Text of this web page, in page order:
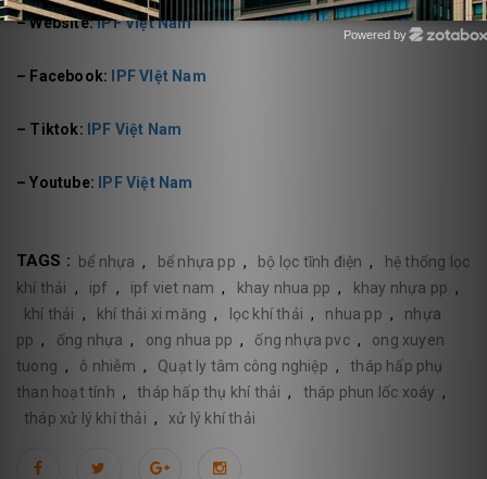
– Website:IPF Việt Nam
– Facebook: IPF VIệt Nam
– Tiktok: IPF Việt Nam
– Youtube: IPF Việt Nam
TAGS : bể nhựa , bể nhựa pp , bộ lọc tĩnh điện ,
hệ thống lọc
khí thải
, ipf , ipf viet nam , khay nhua pp , khay nhựa pp ,
khí thải
, khí thải xi măng , lọc khí thải , nhua pp ,
nhựa
pp , ống nhựa , ong nhua pp , ống nhựa pvc ,
ong xuyen
tuong , ô nhiễm , Quạt ly tâm công nghiệp ,
tháp hấp phụ
than hoạt tính , tháp hấp thụ khí thải , tháp phun lốc xoáy ,
tháp xử lý khí thải , xử lý khí thải
Powered by